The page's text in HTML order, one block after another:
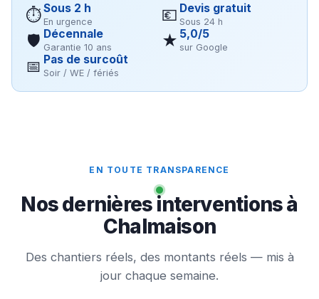
⏱Sous 2 h
En urgence 💶 Devis gratuit
Sous 24 h
🛡 Décennale
Garantie 10 ans ★ 5,0/5
sur Google
📅 Pas de surcoût
Soir / WE / fériés
EN TOUTE TRANSPARENCE
Nos dernières interventions à
Chalmaison
Des chantiers réels, des montants réels — mis à
jour chaque semaine.